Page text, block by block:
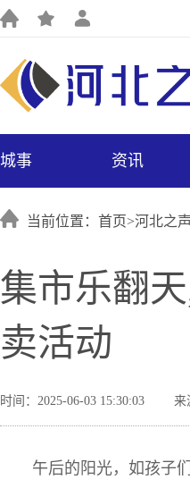
城事 资讯
当前位置：首页>河北之声
集市乐翻
卖活动
时间：2025-06-03 15:30:03 来
午后的阳光，如孩子